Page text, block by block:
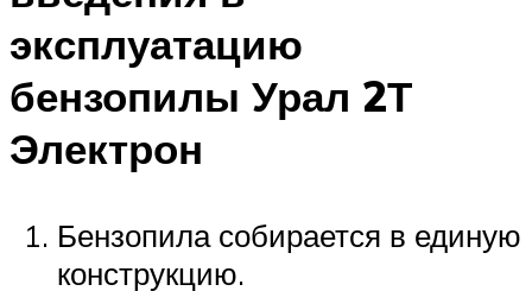
эксплуатацию
бензопилы Урал 2Т
Электрон
Бензопила собирается в единую
конструкцию.